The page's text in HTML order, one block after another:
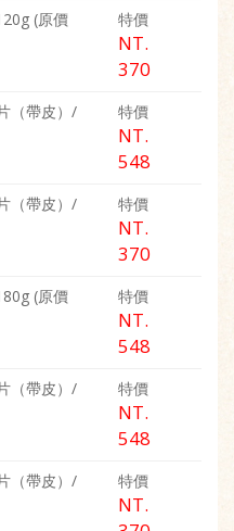
(原價
特價
NT.
370
（帶皮）/
特價
NT.
548
（帶皮）/
特價
NT.
370
(原價
特價
NT.
548
（帶皮）/
特價
NT.
548
（帶皮）/
特價
NT.